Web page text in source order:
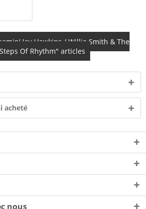
Jay Hawkins / Willie Smith & The
Of Rhythm" articles
acheté
nous